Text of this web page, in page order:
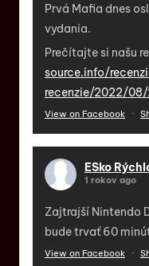
Prvá Mafia dnes
vydania.
Prečítajte si našu
source.info/
recenzie/2022/
View on Facebook ·
ESko
1 rokov ago
Zajtrajší Nintendo
bude trvať 60
View on Facebook ·